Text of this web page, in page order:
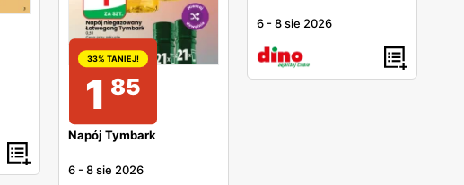
33% TANIEJ!
1 85
Napój Tymbark
6 -8 sie 2026
6 -8 sie 2026